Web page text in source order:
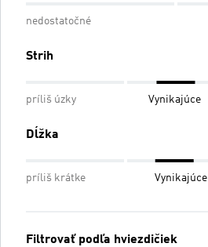
nedostatočné
Strih
príliš úzky Vynikajúce
Dĺžka
príliš krátke Vynikajúce
Filtrovať podľa hviezdičiek